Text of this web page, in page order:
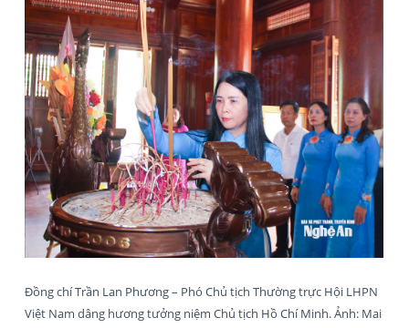
Đồng chí Trần Lan Phương – Phó Chủ tịch Thường trực Hội LHPN
Việt Nam dâng hương tưởng niệm Chủ tịch Hồ Chí Minh. Ảnh: Mai